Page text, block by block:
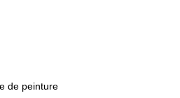
de peinture